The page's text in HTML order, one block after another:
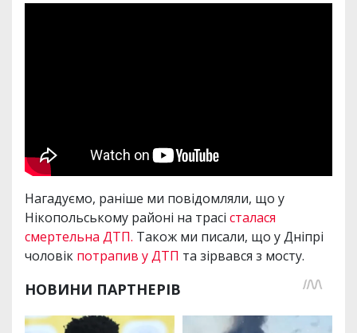
Нагадуємо, раніше ми повідомляли, що у
Нікопольському районі на трасі сталася
смертельна ДТП. Також ми писали, що у Дніпрі
чоловік потрапив у ДТП та зірвався з мосту.